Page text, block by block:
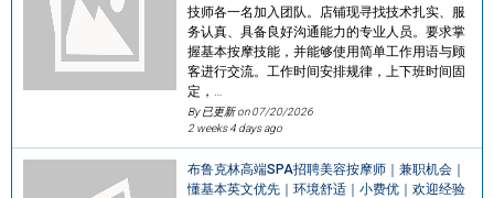
技师各一名加入团队。店铺现寻找技术扎实、服
务认真、具备良好沟通能力的专业人员。要求掌
握基本按摩技能，并能够使用简单工作用语与顾
客进行交流。工作时间安排规律，上下班时间固
定，…
By 已更新 on07/20/2026
2 weeks 4 days ago
布鲁克林高端SPA招聘美容按摩师｜兼职机会｜
懂基本英文优先｜环境舒适｜小费优｜欢迎经验